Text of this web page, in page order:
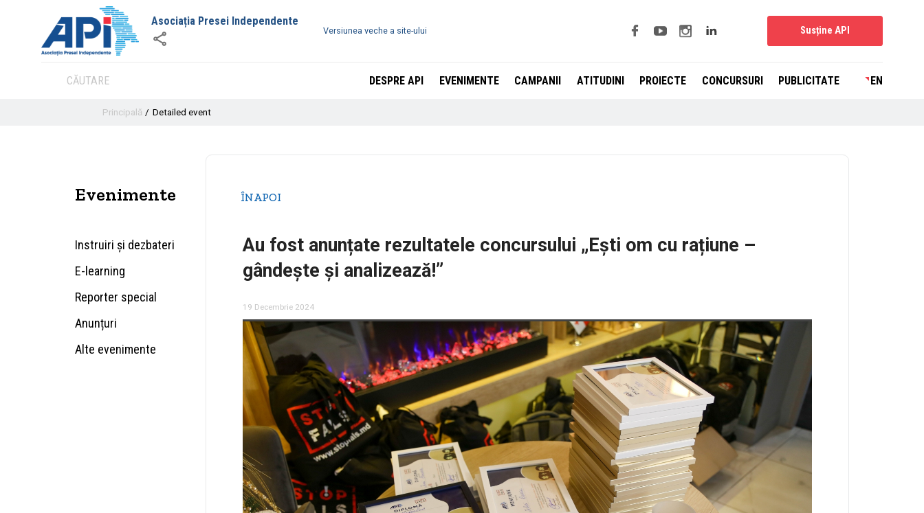
Asociația Presei Independente
Versiunea veche a site-ului Susține API
DESPRE API EVENIMENTE CAMPANII ATITUDINI PROIECTE CONCURSURI PUBLICITATE EN
Principală Detailed event
Evenimente
Instruiri și dezbateri
E-learning
Reporter special
Anunțuri
Alte evenimente
ÎNAPOI
Au fost anunțate rezultatele concursului „Ești om cu rațiune –
gândește și analizează!”
19 Decembrie 2024